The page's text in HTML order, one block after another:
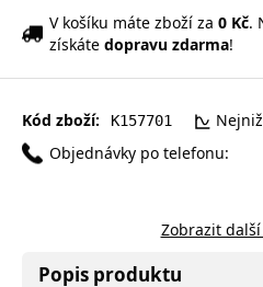
V košíku máte zboží za 0 Kč.
získáte dopravu zdarma!
Kód zboží: K157701
Objednávky po telefonu:
Zobrazit
Popis produktu